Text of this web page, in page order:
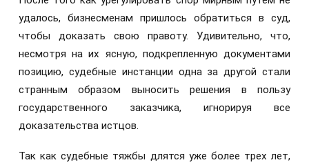
удалось, бизнесменам пришлось обратиться в суд,
чтобы доказать свою правоту. Удивительно, что,
несмотря на их ясную, подкрепленную документами
позицию, судебные инстанции одна за другой стали
странным образом выносить решения в пользу
государственного заказчика, игнорируя все
доказательства истцов.
Так как судебные тяжбы длятся уже более трех лет,